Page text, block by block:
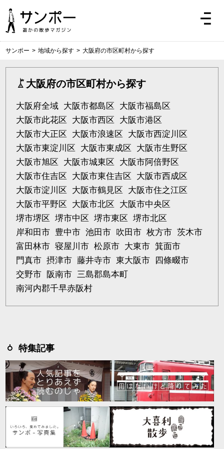
サンポー > 地域から探す > 大阪府の市区町村から探す
大阪府の市区町村から探す
大阪府全域 大阪市都島区
大阪市福島区
大阪市此花区
大阪市西区
大阪市港区
大阪市大正区
大阪市浪速区
大阪市西淀川区
大阪市東淀川区
大阪市東成区
大阪市生野区
大阪市旭区
大阪市城東区
大阪市阿倍野区
大阪市住吉区
大阪市東住吉区
大阪市西成区
大阪市淀川区
大阪市鶴見区
大阪市住之江区
大阪市平野区
大阪市北区
大阪市中央区
堺市堺区 堺市中区 堺市東区 堺市北区
岸和田市 豊中市 池田市 吹田市 枚方市 茨木市
富田林市 寝屋川市 松原市 大東市 箕面市
門真市 摂津市 藤井寺市 東大阪市
四條畷市
交野市
阪南市 三島郡島本町
南河内郡千早赤阪村
特集記事